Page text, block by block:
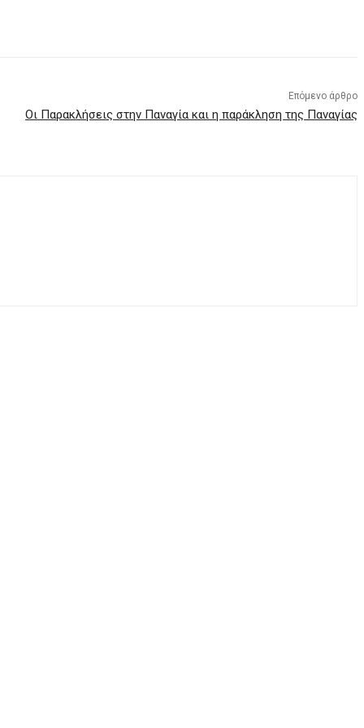
Επόμενο άρθρο
Οι Παρακλήσεις στην Παναγία και η παράκληση της Παναγίας